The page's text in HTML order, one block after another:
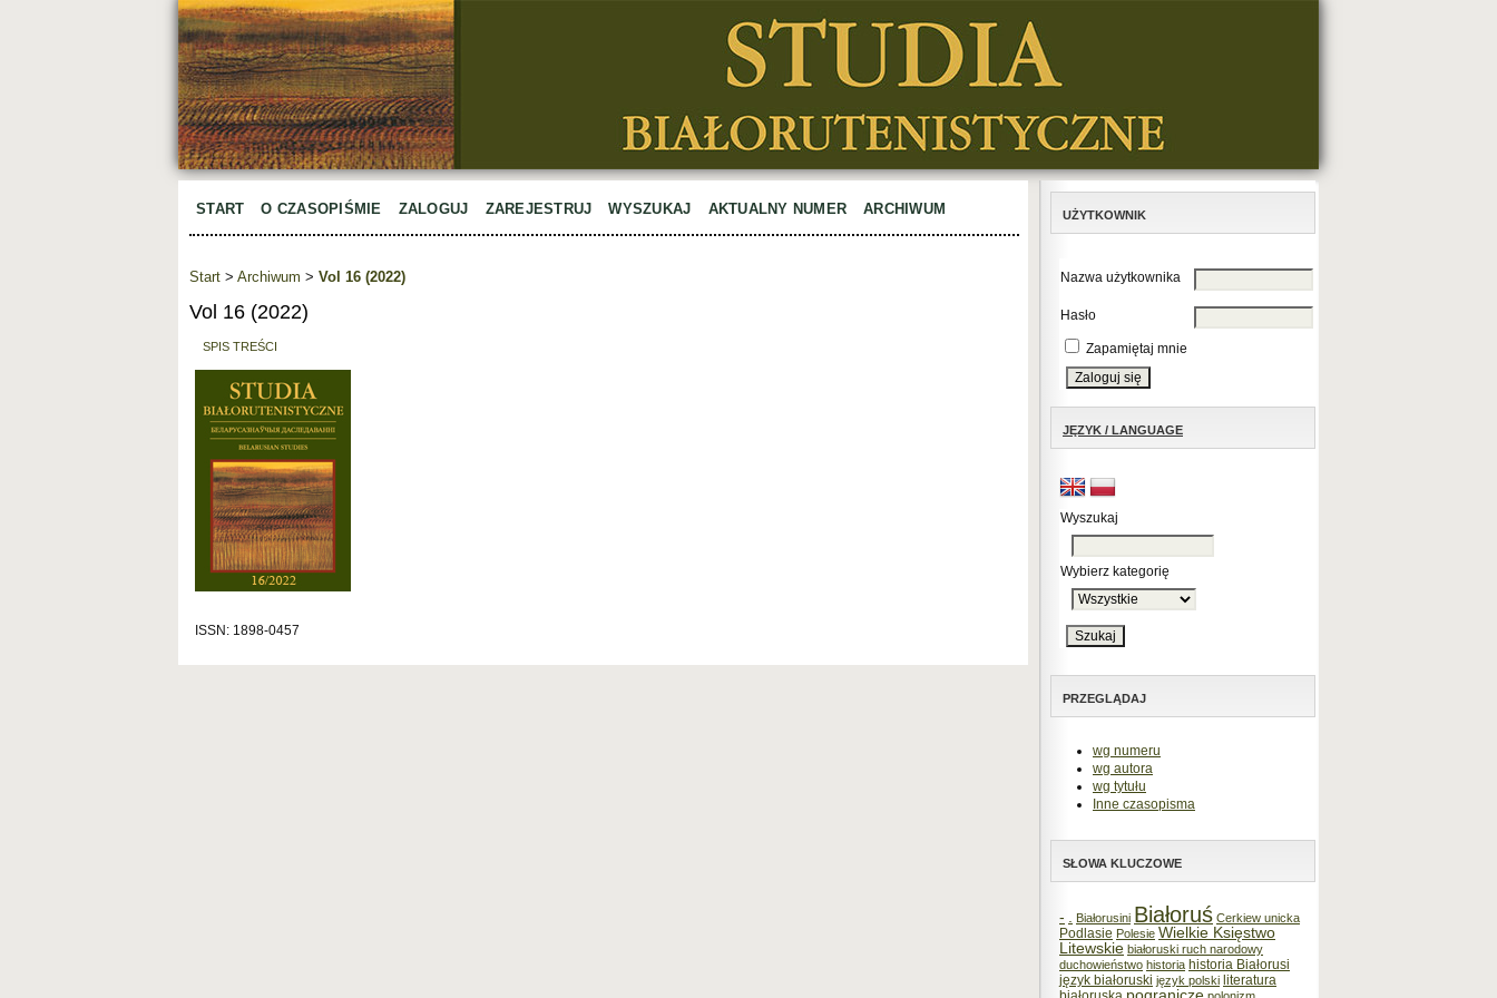
UŻYTKOWNIK
Nazwa użytkownika
Hasło
Zapamiętaj mnie
JĘZYK / LANGUAGE
Wyszukaj
Wybierz kategorię
PRZEGLĄDAJ
wg numeru
wg autora
wg tytułu
Inne czasopisma
SŁOWA KLUCZOWE
- . Białorusini Białoruś Cerkiew unicka
Podlasie Polesie Wielkie Księstwo
Litewskie białoruski ruch narodowy
duchowieństwo historia historia Białorusi
język białoruski język polski literatura
START O CZASOPIŚMIE ZALOGUJ ZAREJESTRUJ WYSZUKAJ AKTUALNY NUMER ARCHIWUM
Start > Archiwum > Vol 16 (2022)
Vol 16 (2022)
SPIS TREŚCI
ISSN: 1898-0457